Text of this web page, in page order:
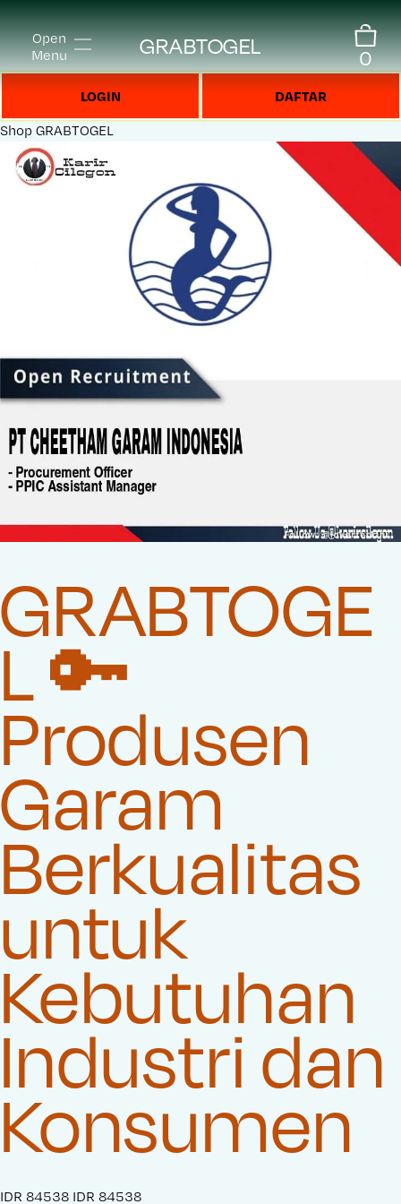
Open
Menu
GRABTOGEL 0
LOGIN DAFTAR
Shop GRABTOGEL
GRABTOGE
L 🔑
Produsen
Garam
Berkualitas
untuk
Kebutuhan
Industri dan
Konsumen
S
IDR 84538 O
IDR 84538